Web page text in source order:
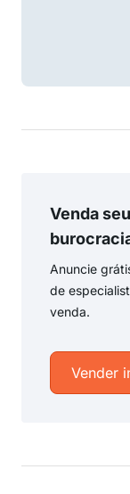
Venda
Anuncie
de
venda.
Vender